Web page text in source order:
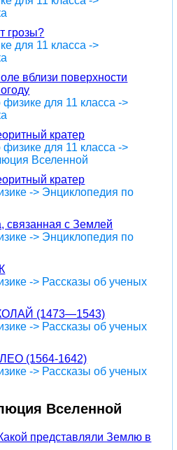
грозы?
для 11 класса ->
вблизи поверхности
для 11 класса ->
кратер
для 11 класса ->
Вселенной
кратер
-> Энциклопедия по
связанная с Землей
-> Энциклопедия по
-> Рассказы об ученых
(1473—1543)
-> Рассказы об ученых
(1564-1642)
-> Рассказы об ученых
Вселенной
представляли Землю в